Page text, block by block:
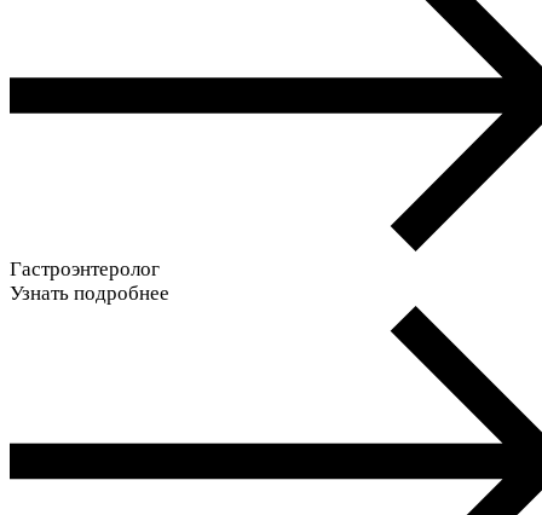
Гастроэнтеролог
Узнать подробнее